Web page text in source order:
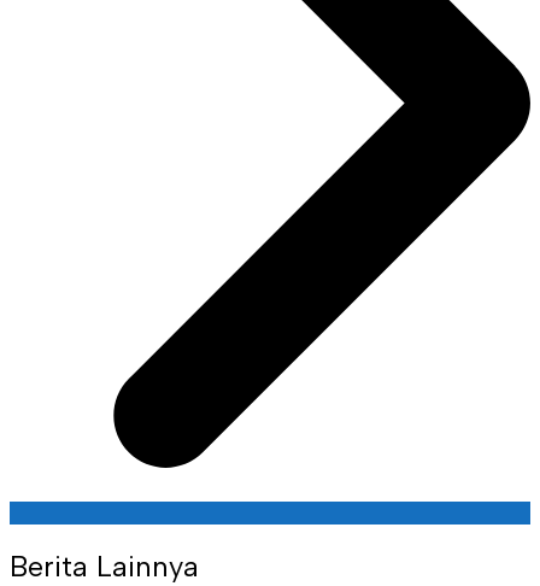
Berita Lainnya